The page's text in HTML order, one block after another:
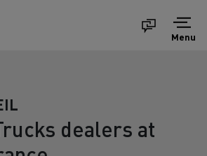
Menu
dealers at